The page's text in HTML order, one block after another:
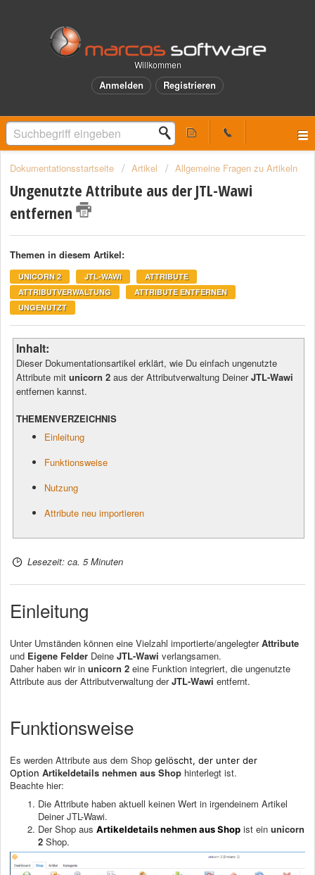
Willkommen
Anmelden Registrieren
Dokumentationsstartseite Artikel Allgemeine Fragen zu Artikeln
Ungenutzte Attribute aus der JTL-Wawi
entfernen
Themen in diesem Artikel:
UNICORN 2 JTL-WAWI
ATTRIBUTE
ATTRIBUTVERWALTUNG
ATTRIBUTE ENTFERNEN
UNGENUTZT
Inhalt:
Dieser Dokumentationsartikel erklärt, wie Du einfach ungenutzte
Attribute mitunicorn 2 aus der Attributverwaltung DeinerJTL-Wawi
entfernen kannst.
THEMENVERZEICHNIS
Einleitung
Funktionsweise
Nutzung
Attribute neu importieren
Lesezeit: ca. 5 Minuten
Einleitung
Unter Umständen können eine Vielzahl importierte/angelegterAttribute
und Eigene Felder Deine JTL-Wawi verlangsamen.
Daher haben wir in unicorn 2 eine Funktion integriert, die ungenutzte
Attribute aus der Attributverwaltung derJTL-Wawi entfernt.
Funktionsweise
Es werden Attribute aus dem Shop gelöscht, der unter der
Option Artikeldetails nehmen aus Shop hinterlegt ist.
Beachte hier:
Die Attribute haben aktuell keinen Wert in irgendeinem Artikel
Deiner JTL-Wawi.
Der Shop aus Artikeldetails nehmen aus Shop ist ein unicorn
2 Shop.